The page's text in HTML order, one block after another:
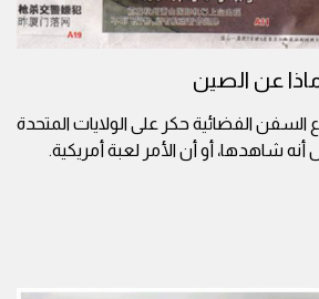
عن الصين
الفضائية حكر على الولايات المتحدة
شاهدها، أو أن الأمر لعبة أمريكية.